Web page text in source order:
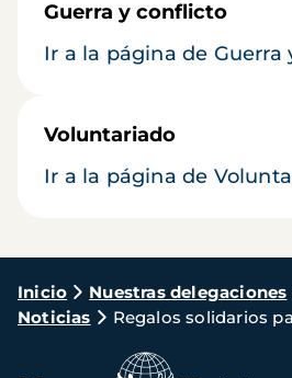
Guerra y conflicto
Ir a la página de Guerra
Voluntariado
Ir a la página de
Ruta
de
navegación
Inicio Nuestras delegaciones
Noticias
Regalos solidarios